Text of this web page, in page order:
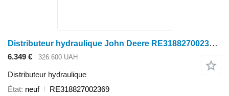
Distributeur hydraulique John Deere RE318827002369 pour tracteur à roues John Deere
6.349 € 326.600 UAH
Distributeur hydraulique
État neuf
RE318827002369